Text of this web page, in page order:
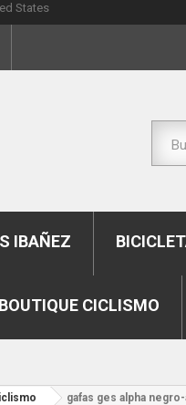
States
IBAÑEZ
BOUTIQUE CICLISMO
gafas ges alpha